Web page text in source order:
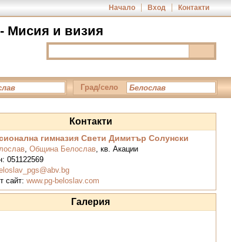
Мисия и визия
Начало Вход Контакти
Град/село
Контакти
гимназия Свети Димитър Солунски
, Община Белослав, кв. Акации
051122569
сайт: www.pg-beloslav.com
Галерия